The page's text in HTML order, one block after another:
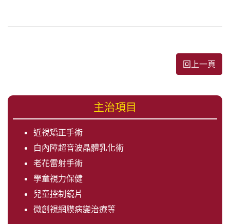
回上一頁
主治項目
近視矯正手術
白內障超音波晶體乳化術
老花雷射手術
學童視力保健
兒童控制鏡片
微創視網膜病變治療等